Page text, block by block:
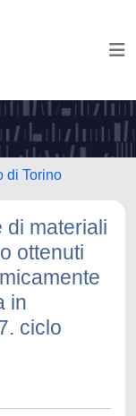
di Torino
di materiali
ottenuti
in
ciclo